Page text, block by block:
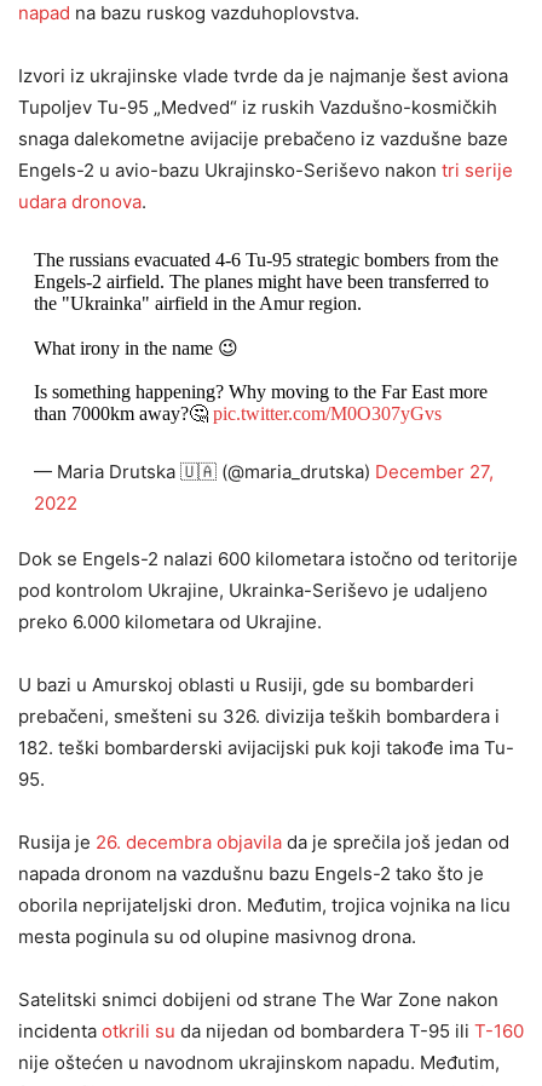
napad na bazu ruskog vazduhoplovstva.
Izvori iz ukrajinske vlade tvrde da je najmanje šest aviona
Tupoljev Tu-95 „Medved“ iz ruskih Vazdušno-kosmičkih
snaga dalekometne avijacije prebačeno iz vazdušne baze
Engels-2 u avio-bazu Ukrajinsko-Seriševo nakon tri serije
udara dronova.
The russians evacuated 4-6 Tu-95 strategic bombers from the
Engels-2 airfield. The planes might have been transferred to
the "Ukrainka" airfield in the Amur region.
What irony in the name 😉
Is something happening? Why moving to the Far East more
than 7000km away?🤔 pic.twitter.com/M0O307yGvs
— Maria Drutska 🇺🇦 (@maria_drutska) December 27,
2022
Dok se Engels-2 nalazi 600 kilometara istočno od teritorije
pod kontrolom Ukrajine, Ukrainka-Seriševo je udaljeno
preko 6.000 kilometara od Ukrajine.
U bazi u Amurskoj oblasti u Rusiji, gde su bombarderi
prebačeni, smešteni su 326. divizija teških bombardera i
182. teški bombarderski avijacijski puk koji takođe ima Tu-
95.
Rusija je 26. decembra objavila da je sprečila još jedan od
napada dronom na vazdušnu bazu Engels-2 tako što je
oborila neprijateljski dron. Međutim, trojica vojnika na licu
mesta poginula su od olupine masivnog drona.
Satelitski snimci dobijeni od strane The War Zone nakon
incidenta otkrili su da nijedan od bombardera T-95 ili T-160
nije oštećen u navodnom ukrajinskom napadu. Međutim,